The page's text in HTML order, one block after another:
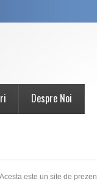
Despre Noi
este un site de